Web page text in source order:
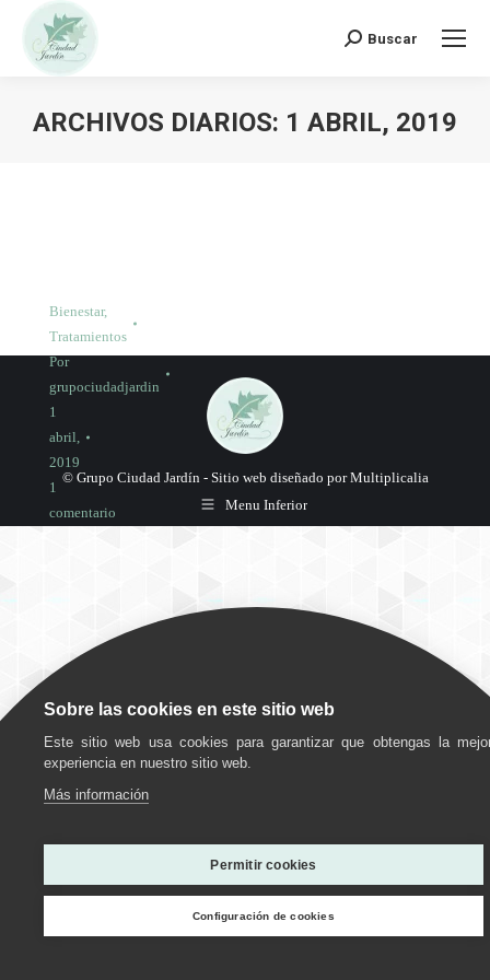
Buscar:
Buscar
ARCHIVOS DIARIOS: 1 ABRIL, 2019
Bienestar,
Tratamientos
Por
grupociudadjardin
1
abril,
2019
1
comentario
© Grupo Ciudad Jardín - Sitio web diseñado por Multiplicalia
Menu Inferior
Utilizamos cookies para ofrecerte la mejor experiencia en
Puedes aprender más sobre qué cookies utilizamos o
desactivarlas en losajustes.
Sobre las cookies en este sitio web
Este sitio web usa cookies para garantizar que obtengas la
experiencia en nuestro sitio web.
Más información
Permitir cookies
Configuración de cookies